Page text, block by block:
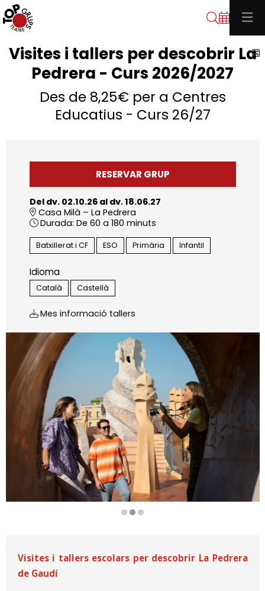
Cerca
Visites i tallers per descobrir La
Pedrera - Curs 2026/2027
Des de 8,25€ per a Centres
Educatius - Curs 26/27
RESERVAR GRUP
Del dv. 02.10.26al dv. 18.06.27
Casa Milà – La Pedrera
Durada: De 60 a 180 minuts
Batxillerat i CF ESO Primària Infantil
Idioma
Català Castellà
Mes informació tallers
Visites i tallers escolars per descobrir La Pedrera
de Gaudí